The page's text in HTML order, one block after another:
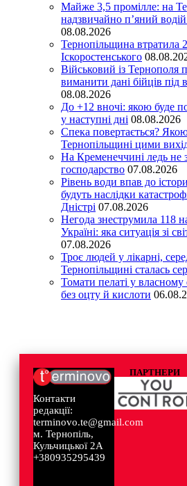
Майже 3,5 промілле: на
надзвичайно п’яний
08.08.2026
Тернопільщина втратила
Іскоростенського
Військовий із Тернополя
виманити дані бійців
08.08.2026
До +12 вночі: якою буде
у наступні дні 08.08.2026
Спека повертається?
Тернопільщині цими
На Кременеччині ледь не
господарство 07.08.2026
Рівень води впав до
будуть наслідки
Дністрі 07.08.2026
Негода знеструмила 118
Україні: яка ситуація зі
07.08.2026
Троє людей у лікарні,
Тернопільщині сталась
Томати пелаті у
без оцту й кислоти
Контакти
редакції:
terminovo.te@gmail.com
м. Тернопіль,
Кульчицької 2А
+380935295439
ПАРТНЕРИ